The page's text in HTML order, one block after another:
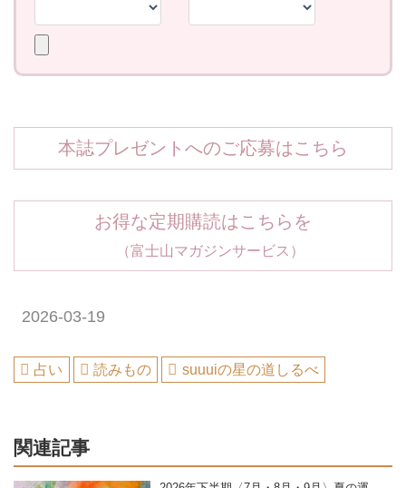
本誌プレゼントへのご応募はこちら
お得な定期購読はこちらを
（富士山マガジンサービス）
2026-03-19
占い 読みもの suuuiの星の道しるべ
関連記事